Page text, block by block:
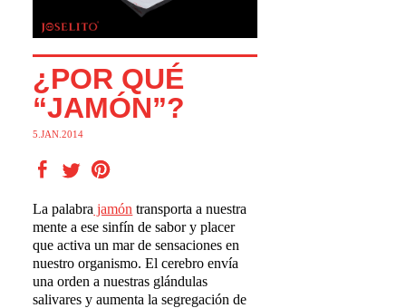
¿POR QUÉ
“JAMÓN”?
5.JAN.2014
La palabra jamón transporta a nuestra
mente a ese sinfín de sabor y placer
que activa un mar de sensaciones en
nuestro organismo. El cerebro envía
una orden a nuestras glándulas
salivares y aumenta la segregación de